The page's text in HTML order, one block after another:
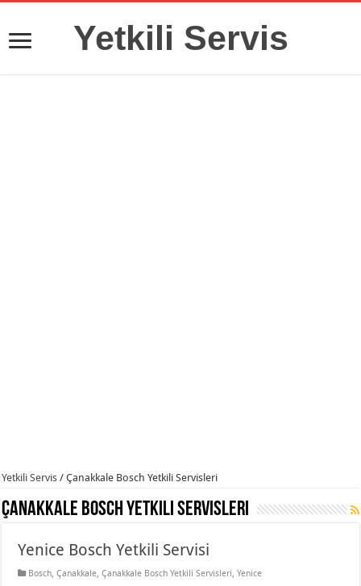
Yetkili Servis
Yetkili Servis / Çanakkale Bosch Yetkili Servisleri
Çanakkale Bosch Yetkili Servisleri
Yenice Bosch Yetkili Servisi
Bosch,Çanakkale,Çanakkale Bosch Yetkili Servisleri,Yenice